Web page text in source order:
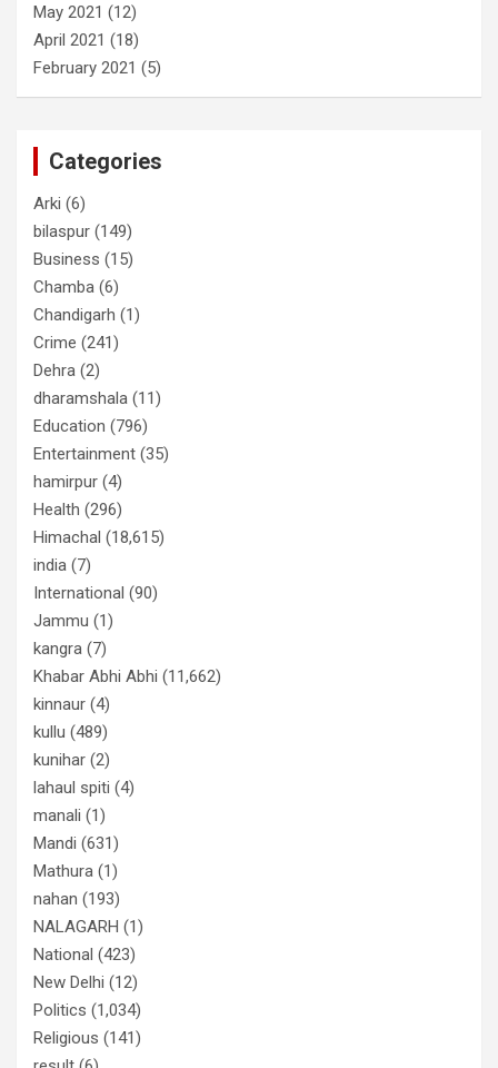
May 2021 (12)
April 2021 (18)
February 2021 (5)
Categories
Arki (6)
bilaspur (149)
Business (15)
Chamba (6)
Chandigarh (1)
Crime (241)
Dehra (2)
dharamshala (11)
Education (796)
Entertainment (35)
hamirpur (4)
Health (296)
Himachal (18,615)
india (7)
International (90)
Jammu (1)
kangra (7)
Khabar Abhi Abhi (11,662)
kinnaur (4)
kullu (489)
kunihar (2)
lahaul spiti (4)
manali (1)
Mandi (631)
Mathura (1)
nahan (193)
NALAGARH (1)
National (423)
New Delhi (12)
Politics (1,034)
Religious (141)